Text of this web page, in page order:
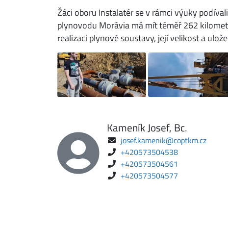
Žáci oboru Instalatér se v rámci výuky
plynovodu Morávia má mít téměř 262
realizaci plynové soustavy, její velikost a
Kameník Josef, Bc.
josef.kamenik@coptkm.cz
+420573504538
+420573504561
+420573504577